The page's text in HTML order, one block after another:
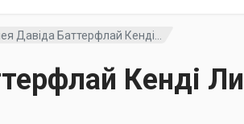
Давіда Баттерфлай Кенді...
Кенді